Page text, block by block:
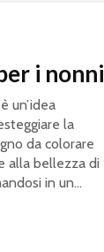
i nonni
un’idea
la
da colorare
alla bellezza di
in un...